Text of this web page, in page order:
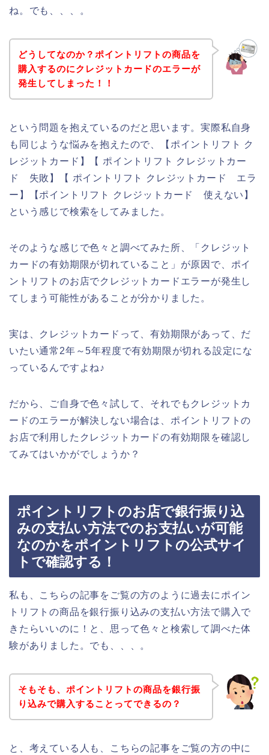
ね。でも、、、。
どうしてなのか？ポイントリフトの商品を
購入するのにクレジットカードのエラーが
発生してしまった！！
という問題を抱えているのだと思います。実際私自身
も同じような悩みを抱えたので、【ポイントリフト ク
レジットカード】【 ポイントリフト クレジットカー
ド 失敗】【 ポイントリフト クレジットカード エラ
ー】【ポイントリフト クレジットカード 使えない】
という感じで検索をしてみました。
そのような感じで色々と調べてみた所、「クレジット
カードの有効期限が切れていること」が原因で、ポイ
ントリフトのお店でクレジットカードエラーが発生し
てしまう可能性があることが分かりました。
実は、クレジットカードって、有効期限があって、だ
いたい通常2年～5年程度で有効期限が切れる設定にな
っているんですよね♪
だから、ご自身で色々試して、それでもクレジットカ
ードのエラーが解決しない場合は、ポイントリフトの
お店で利用したクレジットカードの有効期限を確認し
てみてはいかがでしょうか？
ポイントリフトのお店で銀行振り込
みの支払い方法でのお支払いが可能
なのかをポイントリフトの公式サイ
トで確認する！
私も、こちらの記事をご覧の方のように過去にポイン
トリフトの商品を銀行振り込みの支払い方法で購入で
きたらいいのに！と、思って色々と検索して調べた体
験がありました。でも、、、。
そもそも、ポイントリフトの商品を銀行振
り込みで購入することってできるの？
と、考えている人も、こちらの記事をご覧の方の中に